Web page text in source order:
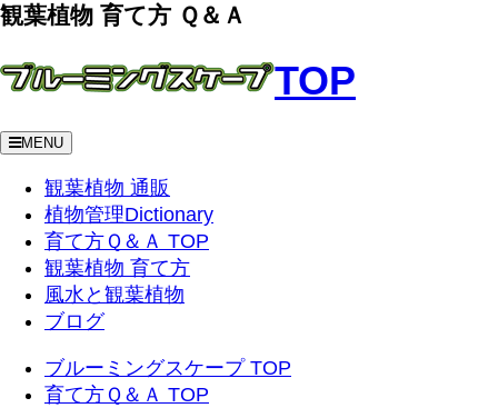
観葉植物 育て方 Ｑ＆Ａ
TOP
MENU
観葉植物 通販
植物管理Dictionary
育て方Ｑ＆Ａ TOP
観葉植物 育て方
風水と観葉植物
ブログ
ブルーミングスケープ TOP
育て方Ｑ＆Ａ TOP